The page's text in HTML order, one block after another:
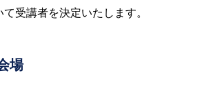
受講者を決定いたします。
場